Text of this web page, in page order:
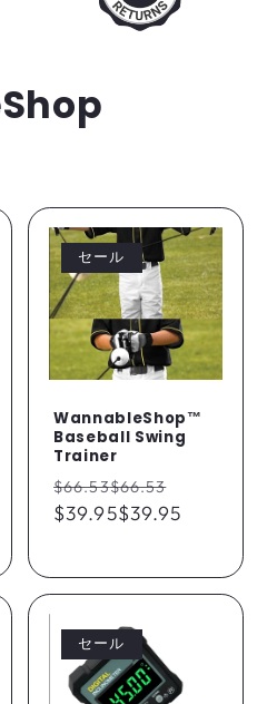
セール
WannableShop™
Baseball Swing
Trainer
通
常
$66.53$66.53
ー
格
$39.95$39.95
セール
Play